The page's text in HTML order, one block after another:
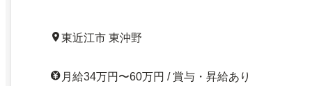
東近江市 東沖野
月給34万円〜60万円 / 賞与・昇給あり